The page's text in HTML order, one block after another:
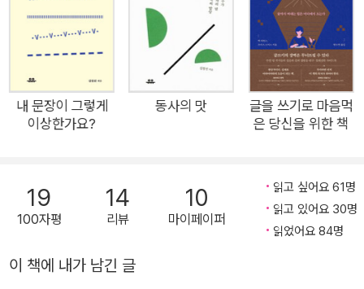
을요. 직장에서, 학교에서, 하다못해 SNS에서도 누구나 글을 써
야 하고 써야만 하는 시대가 되었으니까요. 그리고 새롭게 깨닫습
니다. 서점에서 볼 수 있는 글쓰기 책은 대부분 "독자가 한국어 문
장을 쓰는 데 이미 익숙해 있다고 전제하고 내용을 전개하고 팁을
제시하고" 있음을요. 한국 사람은 한국어로 말하고 글을 씁니다.
당연한 말인가요? 하지만 이 당연함 때문에 우리는 우리 자신이
고요. 이게 쉽다면 이런 글쓰기 책은 읽을 필요가 없겠죠. 내 머릿
속에 엉켜 있는 온갖 감정과 생각과 의견을 오롯하게 문장으로 옮
'나만의 것'을 '모두의 언어'로 번역하는 행위임을 이해하고, 한국
내 문장이 그렇게
이상한가요?
동사의 맛
글을 쓰기로 마음먹
은 당신을 위한 책
19
100자평
14
리뷰
10
마이페이퍼
읽고 싶어요 61명
읽고 있어요 30명
읽었어요 84명
이 책에 내가 남긴 글